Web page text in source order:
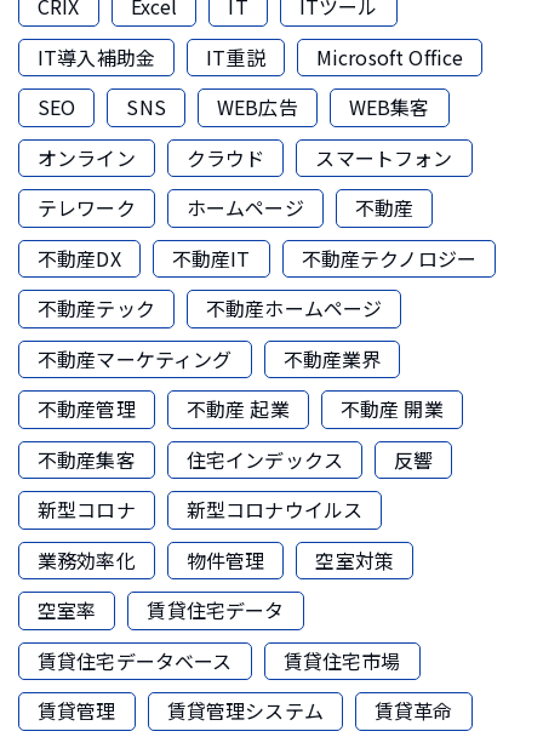
CRIX Excel IT
ITツール
IT導入補助金
IT重説
Microsoft Office
SEO
SNS WEB広告
WEB集客
オンライン
クラウド
スマートフォン
テレワーク
ホームページ
不動産
不動産DX
不動産IT
不動産テクノロジー
不動産テック
不動産ホームページ
不動産マーケティング
不動産業界
不動産管理
不動産 起業
不動産 開業
不動産集客
住宅インデックス
反響
新型コロナ
新型コロナウイルス
業務効率化
物件管理
空室対策
空室率
賃貸住宅データ
賃貸住宅データベース
賃貸住宅市場
賃貸管理
賃貸管理システム
賃貸革命